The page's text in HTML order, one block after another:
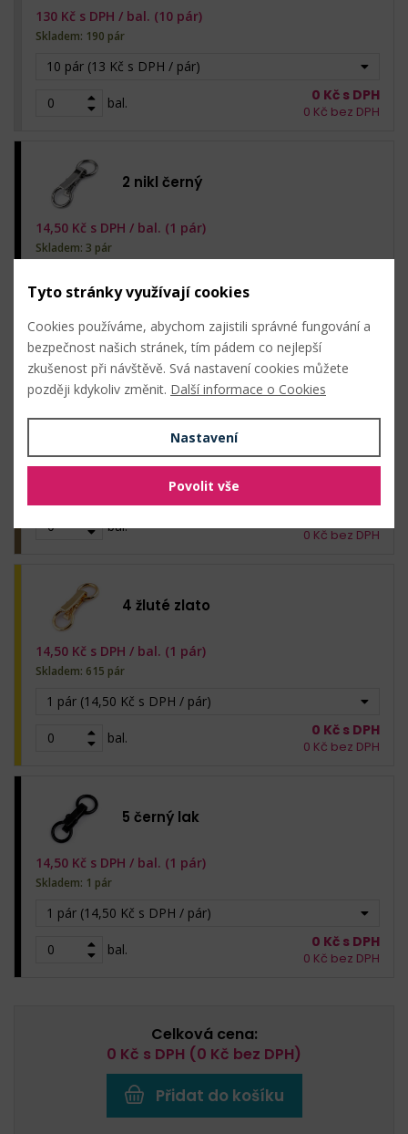
10 pár (13 Kč s DPH / pár)
bal.
130 Kč s DPH / bal. (10 pár)
Skladem: 190 pár
0 Kč s DPH
0 Kč bez DPH
2 nikl černý
14,50 Kč s DPH / bal. (1 pár)
Skladem: 3 pár
0Kč bez DPH
3 staromosaz
1 pár (14,50 Kč s DPH / pár)
bal.
bal. (1 pár)
Skladem: 583 pár
0 Kč bez DPH
4 žluté zlato
1 pár (14,50 Kč s DPH / pár)
bal.
14,50 Kč s DPH / bal. (1 pár)
Skladem: 615 pár
0 Kč s DPH
0 Kč bez DPH
5 černý lak
1 pár (14,50 Kč s DPH / pár)
bal.
14,50 Kč s DPH / bal. (1 pár)
Skladem: 1 pár
0 Kč s DPH
0 Kč bez DPH
Celková cena:
0 Kč s DPH (0 Kč bez DPH)
Přidat do košíku
Tyto stránky využívají cookies
Cookies používáme, abychom zajistili správné fungování a
bezpečnost našich stránek, tím pádem co nejlepší
zkušenost při návštěvě. Svá nastavení cookies můžete
později kdykoliv změnit. Další informace o Cookies
Nastavení
Povolit vše